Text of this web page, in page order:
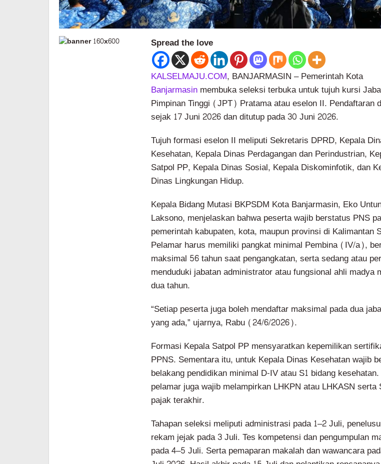
Spread the love
KALSELMAJU.COM, BANJARMASIN – Pemerintah Kota
Banjarmasinmembuka seleksi terbuka untuk tujuh kursi
Pimpinan Tinggi (JPT) Pratama atau eselon II. Pendaftaran
sejak 17 Juni 2026 dan ditutup pada 30 Juni 2026.
Tujuh formasi eselon II meliputi Sekretaris DPRD, Kepala
Kesehatan, Kepala Dinas Perdagangan dan Perindustrian,
Satpol PP, Kepala Dinas Sosial, Kepala Diskominfotik, dan
Dinas Lingkungan Hidup.
Kepala Bidang Mutasi BKPSDM Kota Banjarmasin, Eko
Laksono, menjelaskan bahwa peserta wajib berstatus PNS
pemerintah kabupaten, kota, maupun provinsi di Kalimantan
Pelamar harus memiliki pangkat minimal Pembina (IV/a),
maksimal 56 tahun saat pengangkatan, serta sedang atau
menduduki jabatan administrator atau fungsional ahli madya
dua tahun.
“Setiap peserta juga boleh mendaftar maksimal pada dua
yang ada,” ujarnya, Rabu (24/6/2026).
Formasi Kepala Satpol PP mensyaratkan kepemilikan
PPNS. Sementara itu, untuk Kepala Dinas Kesehatan wajib
belakang pendidikan minimal D-IV atau S1 bidang
pelamar juga wajib melampirkan LHKPN atau LHKASN serta
pajak terakhir.
Tahapan seleksi meliputi administrasi pada 1–2 Juli,
rekam jejak pada 3 Juli. Tes kompetensi dan pengumpulan
pada 4–5 Juli. Serta pemaparan makalah dan wawancara